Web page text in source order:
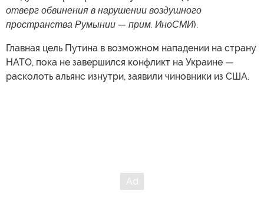
отверг обвинения в нарушении воздушного
пространства Румынии — прим. ИноСМИ).
Главная цель Путина в возможном нападении на страну
НАТО, пока не завершился конфликт на Украине —
расколоть альянс изнутри, заявили чиновники из США.